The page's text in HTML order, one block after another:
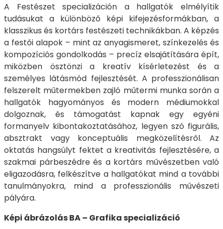
A Festészet specializáción a hallgatók elmélyítik
tudásukat a különböző képi kifejezésformákban, a
klasszikus és kortárs festészeti technikákban. A képzés
a festői alapok – mint az anyagismeret, színkezelés és
kompozíciós gondolkodás – precíz elsajátítására épít,
miközben ösztönzi a kreatív kísérletezést és a
személyes látásmód fejlesztését. A professzionálisan
felszerelt műtermekben zajló műtermi munka során a
hallgatók hagyományos és modern médiumokkal
dolgoznak, és támogatást kapnak egy egyéni
formanyelv kibontakoztatásához, legyen szó figurális,
absztrakt vagy konceptuális megközelítésről. Az
oktatás hangsúlyt fektet a kreativitás fejlesztésére, a
szakmai párbeszédre és a kortárs művészetben való
eligazodásra, felkészítve a hallgatókat mind a további
tanulmányokra, mind a professzionális művészeti
pályára.
Képi ábrázolás BA – Grafika specializáció